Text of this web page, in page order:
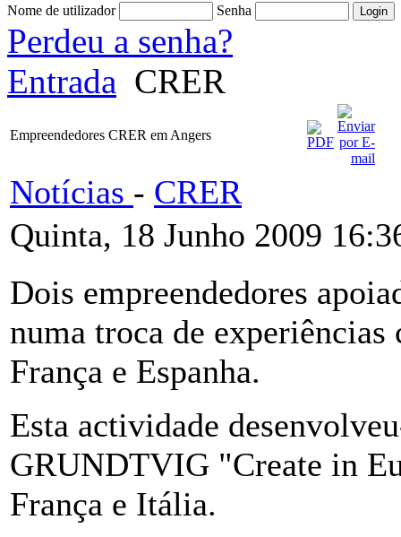
Nome de utilizador Senha
Perdeu a senha?
Entrada CRER
Empreendedores CRER em Angers
Notícias - CRER
Quinta, 18 Junho 2009
Dois empreendedores
numa troca de experiências
França e Espanha.
Esta actividade
GRUNDTVIG "Create in
França e Itália.